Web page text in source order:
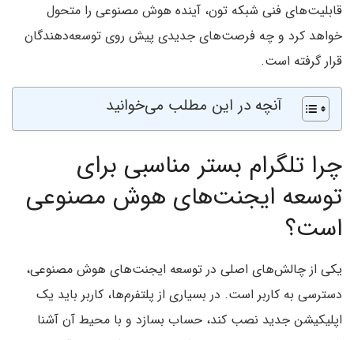
قابلیت‌های فنی شبکه تون، آینده هوش مصنوعی را متحول
خواهد کرد و چه فرصت‌های جدیدی پیش روی توسعه‌دهندگان
قرار گرفته است.
آنچه در این مطلب می‌خوانید
چرا تلگرام بستر مناسبی برای
توسعه ایجنت‌های هوش مصنوعی
است؟
یکی از چالش‌های اصلی در توسعه ایجنت‌های هوش مصنوعی،
دسترسی به کاربر است. در بسیاری از پلتفرم‌ها، کاربر باید یک
اپلیکیشن جدید نصب کند، حساب بسازد و با محیط آن آشنا